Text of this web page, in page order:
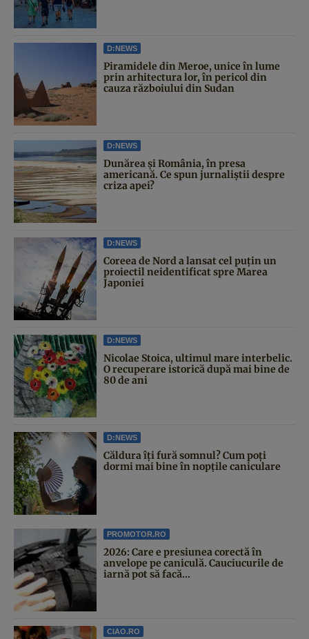
D:NEWS
Piramidele din Meroe, unice în lume
prin arhitectura lor, în pericol din
cauza războiului din Sudan
D:NEWS
Dunărea și România, în presa
americană. Ce spun jurnaliștii despre
criza apei?
D:NEWS
Coreea de Nord a lansat cel puțin un
proiectil neidentificat spre Marea
Japoniei
D:NEWS
Nicolae Stoica, ultimul mare interbelic.
O recuperare istorică după mai bine de
80 de ani
D:NEWS
Căldura îți fură somnul? Cum poți
dormi mai bine în nopțile caniculare
PROMOTOR.RO
2026: Care e presiunea corectă în
anvelope pe caniculă. Cauciucurile de
iarnă pot să facă...
CIAO.RO